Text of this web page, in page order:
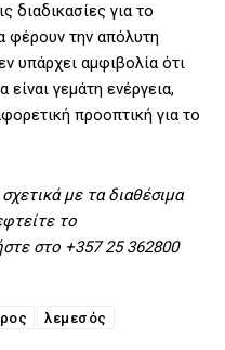
διαδικασίες για το
φέρουν την απόλυτη
υπάρχει αμφιβολία ότι
είναι γεμάτη ενέργεια,
προοπτική για το
με τα διαθέσιμα
το
στο +357 25 362800
λεμεσός